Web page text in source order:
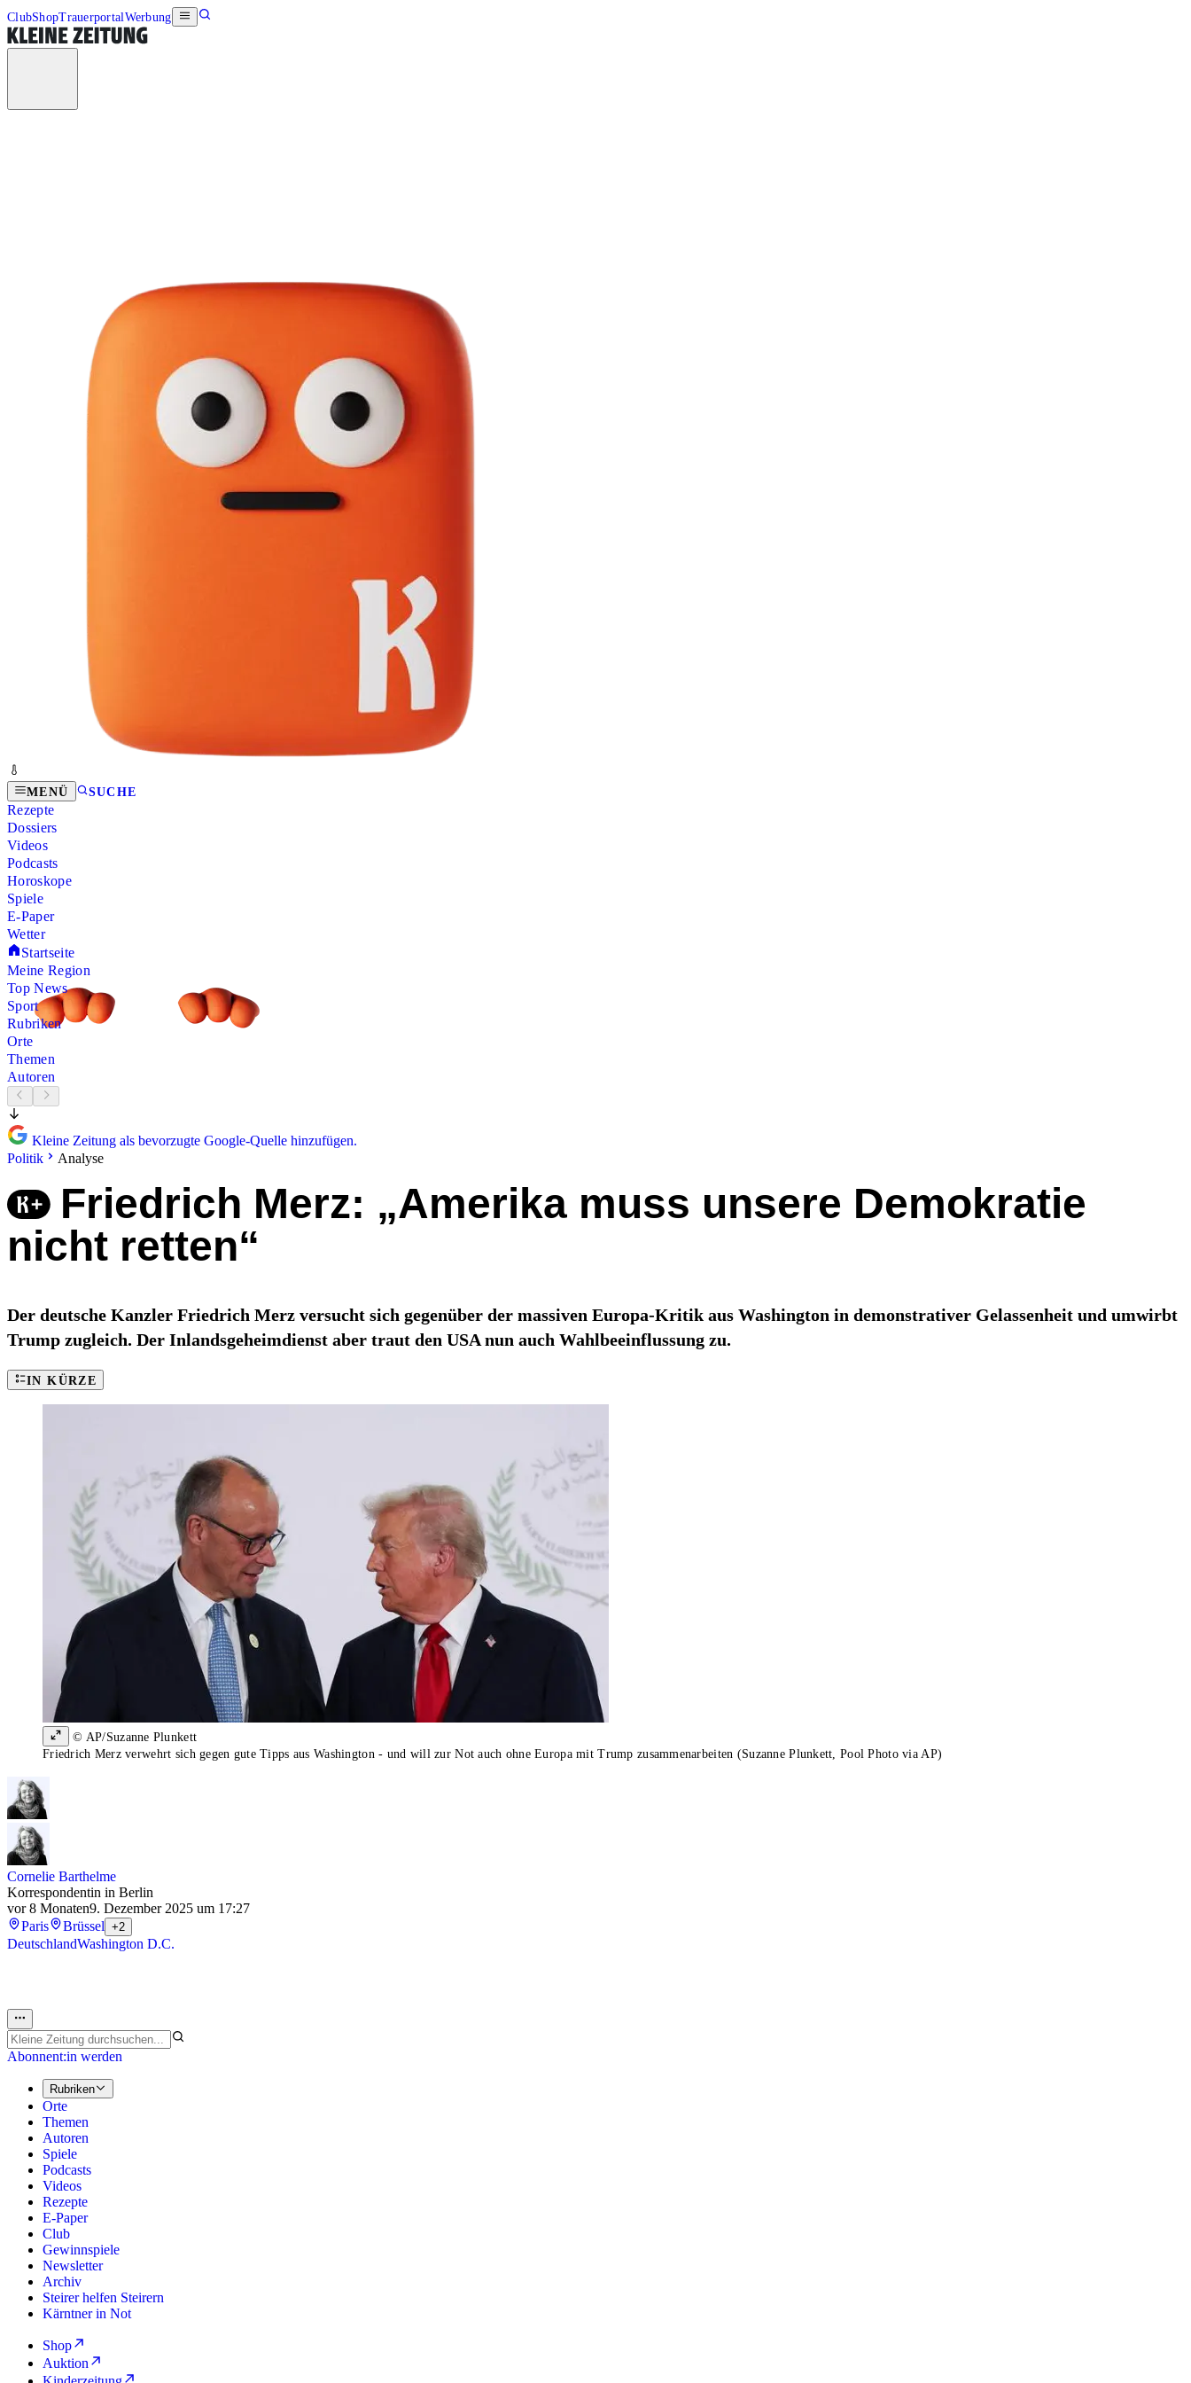
ClubShopTrauerportalWerbung
MENÜ SUCHE
Rezepte
Dossiers
Videos
Podcasts
Horoskope
Spiele
E-Paper
Wetter
Startseite
Meine Region
Top News
Sport
Rubriken
Orte
Themen
Autoren
Kleine Zeitung als bevorzugte Google-Quelle hinzufügen.
Politik
Analyse
Friedrich Merz: „Amerika muss unsere Demokratie
nicht retten“
Der deutsche Kanzler Friedrich Merz versucht sich gegenüber der massiven Europa-Kritik aus Washington in demonstrativer Gelassenheit und umwirbt
Trump zugleich. Der Inlandsgeheimdienst aber traut den USA nun auch Wahlbeeinflussung zu.
IN KÜRZE
© AP/Suzanne Plunkett
Friedrich Merz verwehrt sich gegen gute Tipps aus Washington - und will zur Not auch ohne Europa mit Trump zusammenarbeiten (Suzanne Plunkett, Pool Photo via AP)
Cornelie Barthelme
Korrespondentin in Berlin
vor 8 Monaten9. Dezember 2025 um 17:27
Paris
Brüssel +2
DeutschlandWashington D.C.
Abonnent:in werden
Rubriken
Orte
Themen
Autoren
Spiele
Podcasts
Videos
Rezepte
E-Paper
Club
Gewinnspiele
Newsletter
Archiv
Steirer helfen Steirern
Kärntner in Not
Shop
Auktion